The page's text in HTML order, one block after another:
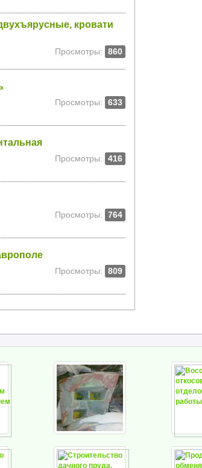
кровати
Просмотры: 860
Просмотры: 633
Просмотры: 416
Просмотры: 764
Просмотры: 809